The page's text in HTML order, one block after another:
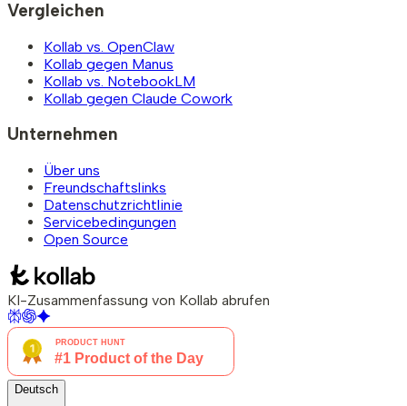
Vergleichen
Kollab vs. OpenClaw
Kollab gegen Manus
Kollab vs. NotebookLM
Kollab gegen Claude Cowork
Unternehmen
Über uns
Freundschaftslinks
Datenschutzrichtlinie
Servicebedingungen
Open Source
KI-Zusammenfassung von Kollab abrufen
Deutsch